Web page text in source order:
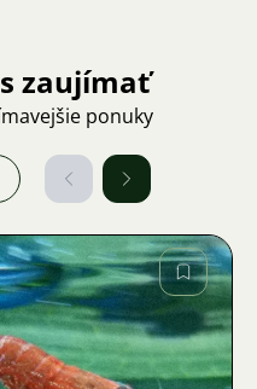
zaujímať
ponuky